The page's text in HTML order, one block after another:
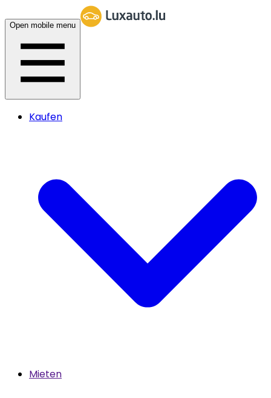
Open mobile menu
Kaufen
Mieten